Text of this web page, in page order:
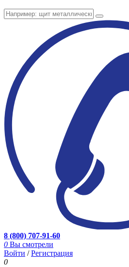
8 (800) 707-91-60
0 Вы смотрели
Войти /Регистрация
0